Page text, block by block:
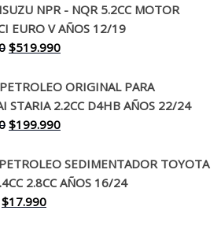
original
era:
$130.000.
actual
es:
$94.990.
NPR - NQR 5.2CC MOTOR
EURO V AÑOS 12/19
El
original
era:
$650.000.
$519.990El
actual
es:
$519.990.
ORIGINAL PARA
STARIA 2.2CC D4HB AÑOS 22/24
El
original
era:
$260.000.
$199.990El
actual
es:
SEDIMENTADOR TOYOTA
2.8CC AÑOS 16/24
El
$17.990El